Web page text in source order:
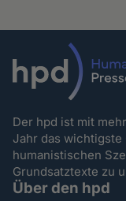
Der hpd ist mit
Jahr das
humanistischen
Grundsatztexte zu
Über den hpd